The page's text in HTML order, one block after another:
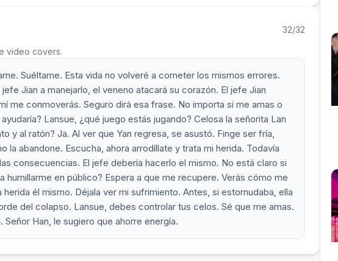
32/32
video covers.
Suéltame. Esta vida no volveré a cometer los mismos errores.
Jian a manejarlo, el veneno atacará su corazón. El jefe Jian
me conmoverás. Seguro dirá esa frase. No importa si me amas o
Lansue, ¿qué juego estás jugando? Celosa la señorita Lan
y al ratón? Ja. Al ver que Yan regresa, se asustó. Finge ser fría,
abandone. Escucha, ahora arrodíllate y trata mi herida. Todavía
consecuencias. El jefe debería hacerlo el mismo. No está claro si
en público? Espera a que me recupere. Verás cómo me
él mismo. Déjala ver mi sufrimiento. Antes, si estornudaba, ella
del colapso. Lansue, debes controlar tus celos. Sé que me amas.
Han, le sugiero que ahorre energía.